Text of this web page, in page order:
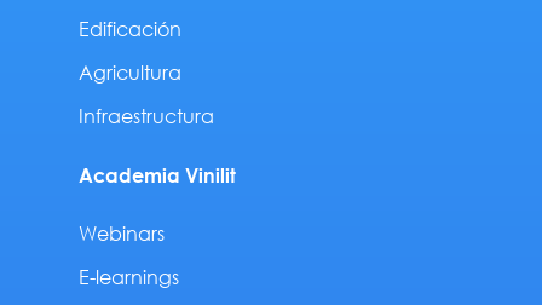
Edificación
Agricultura
Infraestructura
Academia Vinilit
Webinars
E-learnings